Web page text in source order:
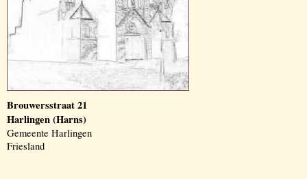
Brouwersstraat 21
Harlingen (Harns)
Gemeente Harlingen
Friesland